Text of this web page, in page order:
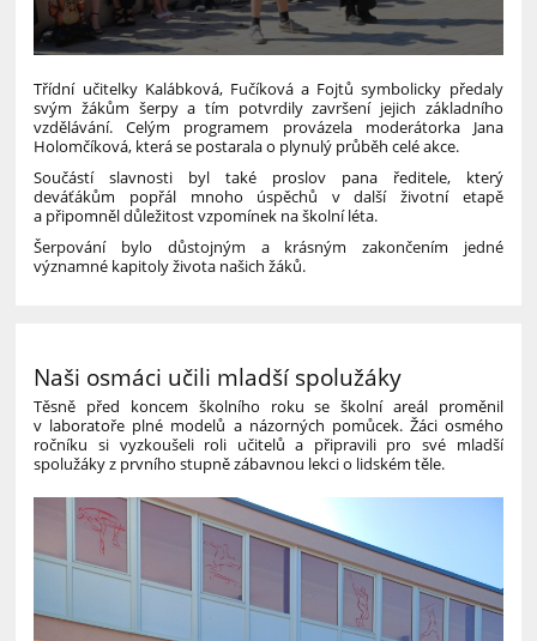
Třídní učitelky Kalábková, Fučíková a Fojtů symbolicky předaly
svým žákům šerpy a tím potvrdily završení jejich základního
vzdělávání. Celým programem provázela moderátorka Jana
Holomčíková, která se postarala o plynulý průběh celé akce.
Součástí slavnosti byl také proslov pana ředitele, který
deváťákům popřál mnoho úspěchů v další životní etapě
a připomněl důležitost vzpomínek na školní léta.
Šerpování bylo důstojným a krásným zakončením jedné
významné kapitoly života našich žáků.
Naši osmáci učili mladší spolužáky
Těsně před koncem školního roku se školní areál proměnil
v laboratoře plné modelů a názorných pomůcek. Žáci osmého
ročníku si vyzkoušeli roli učitelů a připravili pro své mladší
spolužáky z prvního stupně zábavnou lekci o lidském těle.